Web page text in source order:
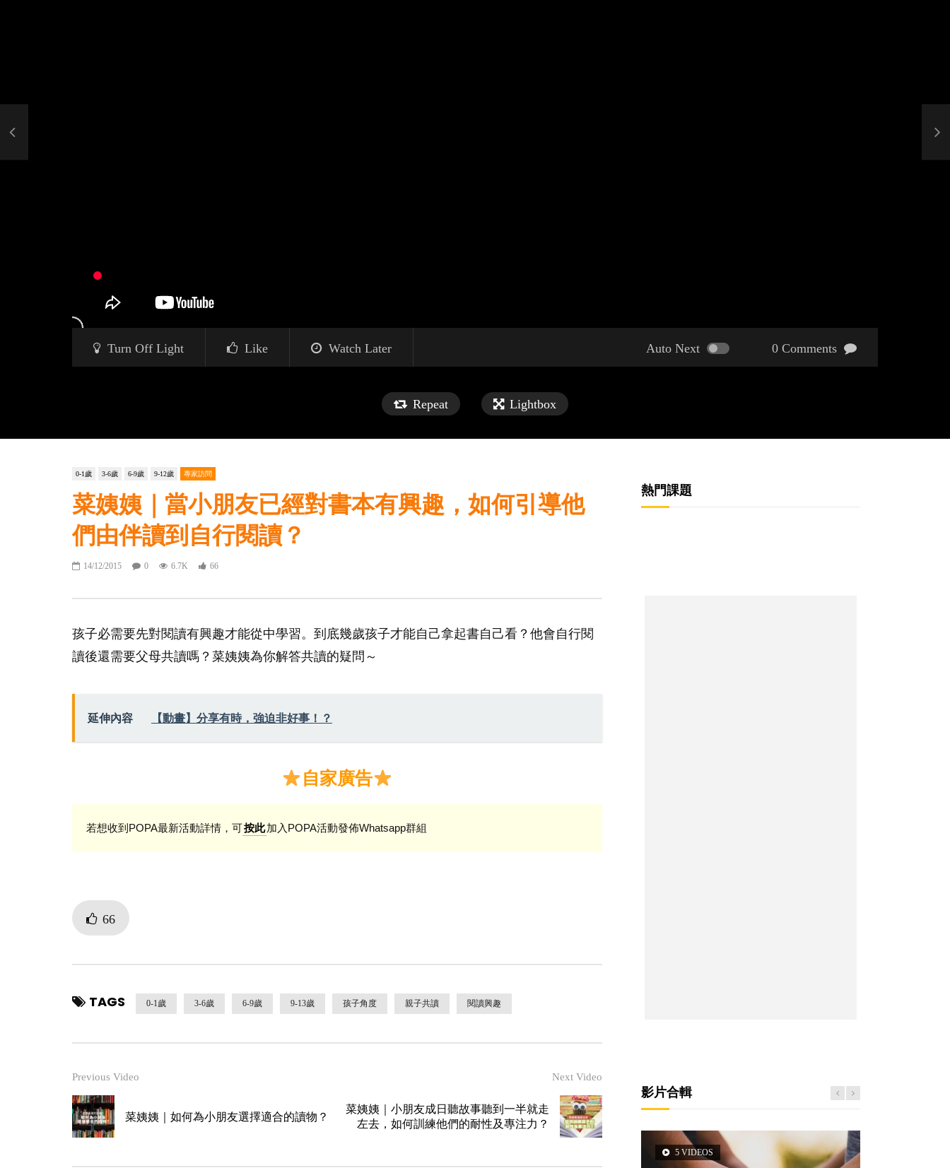
Turn Off Light Like Watch Later Auto Next 0 Comments
Repeat Lightbox
0-1歲 3-6歲 6-9歲 9-12歲 專家訪問
菜姨姨｜當小朋友已經對書本有興趣，如何引導他
們由伴讀到自行閱讀？
14/12/2015 0 6.7K 66
孩子必需要先對閱讀有興趣才能從中學習。到底幾歲孩子才能自己拿起書自己看？他會自行閱
讀後還需要父母共讀嗎？菜姨姨為你解答共讀的疑問～
延伸內容 【動畫】分享有時，強迫非好事！？
自家廣告
若想收到POPA最新活動詳情，可按此加入POPA活動發佈Whatsapp群組
66
TAGS 0-1歲 3-6歲 6-9歲 9-13歲 孩子角度 親子共讀 閱讀興趣
Previous Video
菜姨姨｜如何為小朋友選擇適合的讀物？
Next Video
菜姨姨｜小朋友成日聽故事聽到一半就走
左去，如何訓練他們的耐性及專注力？
熱門課題
影片合輯
5 VIDEOS
3 VIDEOS
14 VIDEOS
2 VIDEOS
6 VIDEOS